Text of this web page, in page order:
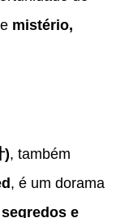
mistério,
), também
, é um dorama
e